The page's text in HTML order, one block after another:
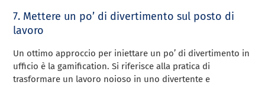
7. Mettere un po’ di divertimento sul posto di
lavoro
Un ottimo approccio per iniettare un po’ di divertimento in
ufficio è la gamification. Si riferisce alla pratica di
trasformare un lavoro noioso in uno divertente e